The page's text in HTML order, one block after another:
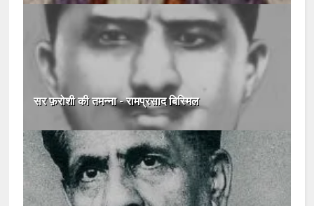
सर फ़रोशी की तमन्ना - रामप्रसाद बिस्मिल